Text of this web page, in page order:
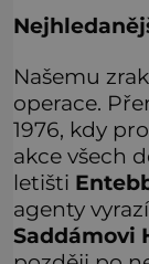
Našemu
operace.
1976, kdy
akce všech
letišti
agenty
Saddámovi